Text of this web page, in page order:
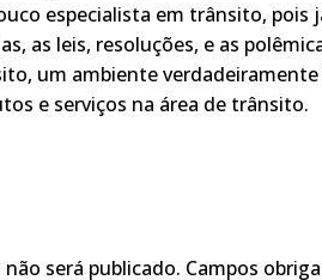
especialista em trânsito, pois
as leis, resoluções, e as
um ambiente
e serviços na área de trânsito.
será publicado. Campos